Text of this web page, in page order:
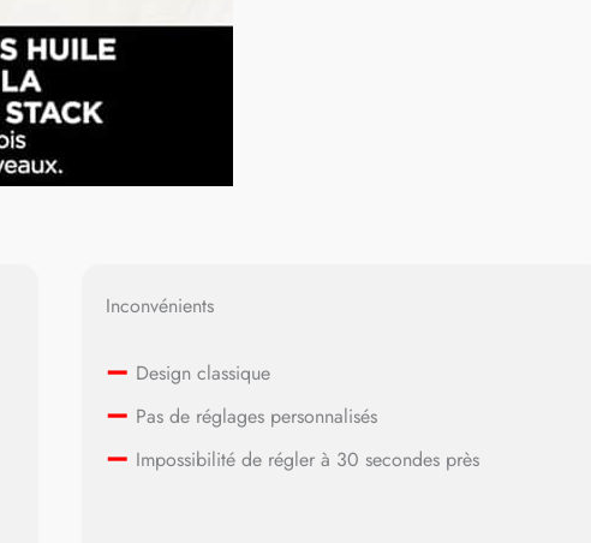
Inconvénients
– Design classique
– Pas de réglages personnalisés
– Impossibilité de régler à 30 secondes près